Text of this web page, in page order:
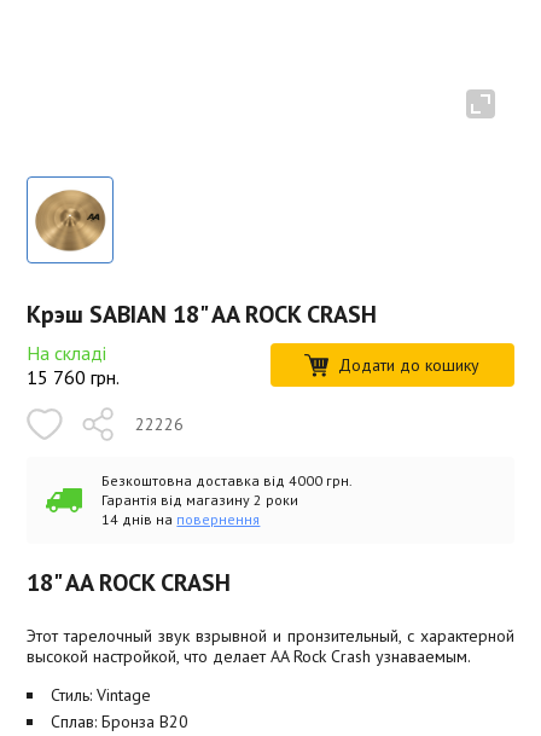
Крэш SABIAN 18" AA ROCK CRASH
На складі
15 760 грн. Додати до кошику
22226
Безкоштовна доставка від 4000 грн.
Гарантія від магазину 2 роки
14 днів на повернення
18" AA ROCK CRASH
Этот тарелочный звук взрывной и пронзительный, с характерной
высокой настройкой, что делает AA Rock Crash узнаваемым.
Стиль: Vintage
Сплав: Бронза B20